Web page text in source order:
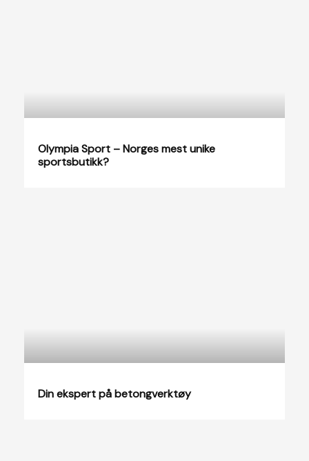
Olympia Sport – Norges mest unike
sportsbutikk?
Din ekspert på betongverktøy